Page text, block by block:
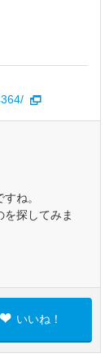
ね。
探してみま
いいね！